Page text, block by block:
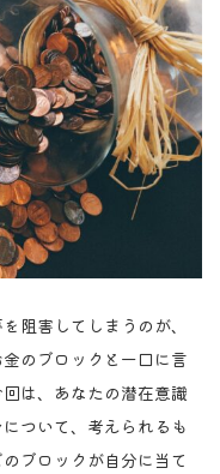
阻害してしまうのが、
のブロックと一口に言
は、あなたの潜在意識
ついて、考えられるも
ブロックが自分に当て